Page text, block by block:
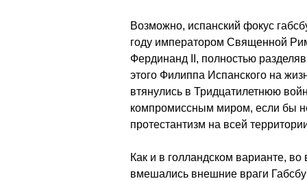
Возможно, испанский фокус
году императором Священной
Фердинанд II, полностью
этого Филиппа Испанского на
втянулись в Тридцатилетнюю
компромиссным миром, если бы
протестантизм на всей
Как и в голландском варианте,
вмешались внешние враги